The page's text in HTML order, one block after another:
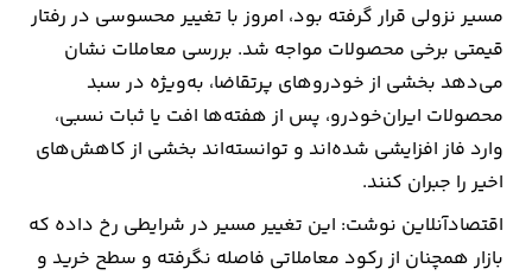
نوتیف
شناور
مسیر نزولی قرار گرفته بود، امروز با تغییر محسوسی در رفتار
قیمتی برخی محصولات مواجه شد. بررسی معاملات نشان
می‌دهد بخشی از خودروهای پرتقاضا، به‌ویژه در سبد
محصولات ایران‌خودرو، پس از هفته‌ها افت یا ثبات نسبی،
وارد فاز افزایشی شده‌اند و توانسته‌اند بخشی از کاهش‌های
اخیر را جبران کنند.
اقتصادآنلاین نوشت: این تغییر مسیر در شرایطی رخ داده که
بازار همچنان از رکود معاملاتی فاصله نگرفته و سطح خرید و